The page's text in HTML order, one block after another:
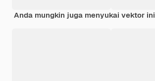
Anda mungkin juga menyukai vektor ini